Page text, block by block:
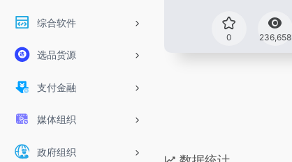
综合软件
选品货源
支付金融
媒体组织
政府组织
0 236,658